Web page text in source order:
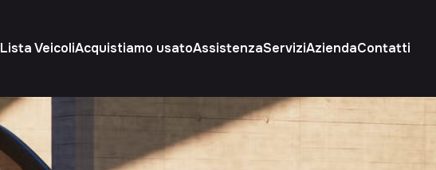
Lista VeicoliAcquistiamo usatoAssistenzaServiziAziendaContatti